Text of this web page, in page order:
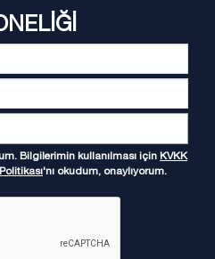
Bilgilerimin kullanılması için KVKK
'nı okudum, onaylıyorum.